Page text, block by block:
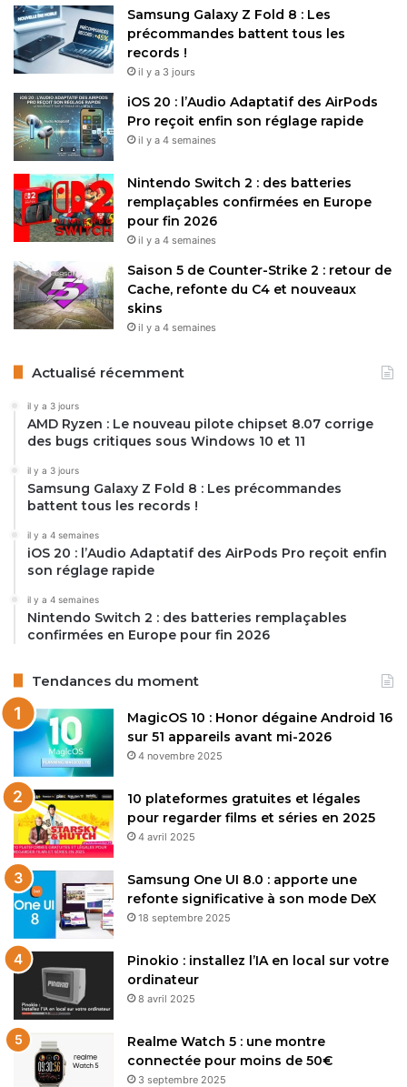
pour le 400 (8 Go/512 Go) et 799 € pour le Pro (12 Go/512
Go), avec des offres de précommande incluant des
cadeaux promotionnels. La recharge rapide atteint 66W
pour le 400 et 100W pour le Pro, garantissant une charge
complète en moins d’une heure.
Restez connecté via Google News
Suivez-nous pour les dernières mises à jour et guides.
Honor
Samsung Galaxy Z Fold 8 : Les
précommandes battent tous les
records !
il y a 3 jours
iOS 20 : l’Audio Adaptatif des AirPods
Pro reçoit enfin son réglage rapide
il y a 4 semaines
Nintendo Switch 2 : des batteries
remplaçables confirmées en Europe
pour fin 2026
il y a 4 semaines
Saison 5 de Counter-Strike 2 : retour de
Cache, refonte du C4 et nouveaux
skins
il y a 4 semaines
Actualisé récemment
il y a 3 jours
AMD Ryzen : Le nouveau pilote chipset 8.07 corrige
des bugs critiques sous Windows 10 et 11
il y a 3 jours
Samsung Galaxy Z Fold 8 : Les précommandes
battent tous les records !
il y a 4 semaines
iOS 20 : l’Audio Adaptatif des AirPods Pro reçoit enfin
son réglage rapide
il y a 4 semaines
Nintendo Switch 2 : des batteries remplaçables
confirmées en Europe pour fin 2026
Tendances du moment
MagicOS 10 : Honor dégaine Android 16
sur 51 appareils avant mi-2026
4 novembre 2025
10 plateformes gratuites et légales
pour regarder films et séries en 2025
4 avril 2025
Samsung One UI 8.0 : apporte une
refonte significative à son mode DeX
18 septembre 2025
Pinokio : installez l’IA en local sur votre
ordinateur
8 avril 2025
Realme Watch 5 : une montre
connectée pour moins de 50€
3 septembre 2025